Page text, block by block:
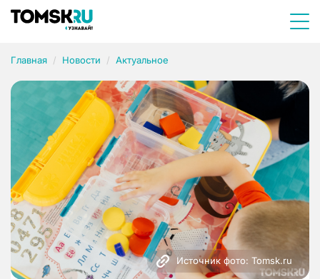
Главная Новости Актуальное
Источник фото: Tomsk.ru